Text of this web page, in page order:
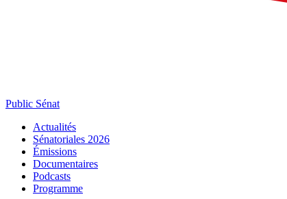
Public Sénat
Actualités
Sénatoriales 2026
Émissions
Documentaires
Podcasts
Programme